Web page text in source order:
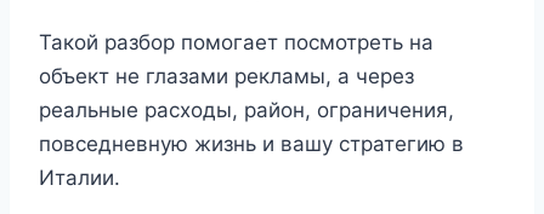
Такой разбор помогает посмотреть на
объект не глазами рекламы, а через
реальные расходы, район, ограничения,
повседневную жизнь и вашу стратегию в
Италии.